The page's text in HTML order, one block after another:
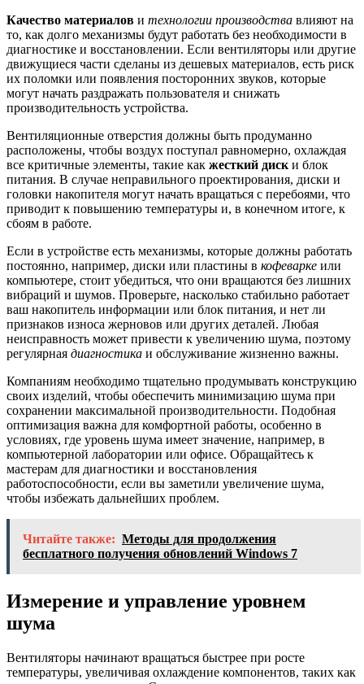
Качество материалов и технологии производства влияют на
то, как долго механизмы будут работать без необходимости в
диагностике и восстановлении. Если вентиляторы или другие
движущиеся части сделаны из дешевых материалов, есть риск
их поломки или появления посторонних звуков, которые
могут начать раздражать пользователя и снижать
производительность устройства.
Вентиляционные отверстия должны быть продуманно
расположены, чтобы воздух поступал равномерно, охлаждая
все критичные элементы, такие как жесткий диск и блок
питания. В случае неправильного проектирования, диски и
головки накопителя могут начать вращаться с перебоями, что
приводит к повышению температуры и, в конечном итоге, к
сбоям в работе.
Если в устройстве есть механизмы, которые должны работать
постоянно, например, диски или пластины в кофеварке или
компьютере, стоит убедиться, что они вращаются без лишних
вибраций и шумов. Проверьте, насколько стабильно работает
ваш накопитель информации или блок питания, и нет ли
признаков износа жерновов или других деталей. Любая
неисправность может привести к увеличению шума, поэтому
регулярная диагностика и обслуживание жизненно важны.
Компаниям необходимо тщательно продумывать конструкцию
своих изделий, чтобы обеспечить минимизацию шума при
сохранении максимальной производительности. Подобная
оптимизация важна для комфортной работы, особенно в
условиях, где уровень шума имеет значение, например, в
компьютерной лаборатории или офисе. Обращайтесь к
мастерам для диагностики и восстановления
работоспособности, если вы заметили увеличение шума,
чтобы избежать дальнейших проблем.
Читайте также: Методы для продолжения
бесплатного получения обновлений Windows 7
Измерение и управление уровнем
шума
Вентиляторы начинают вращаться быстрее при росте
температуры, увеличивая охлаждение компонентов, таких как